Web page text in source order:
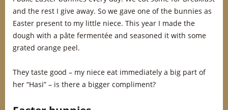
and the rest I give away. So we gave one of the bunnies as
Easter present to my little niece. This year I made the
dough with a pâte fermentée and seasoned it with some
grated orange peel.
They taste good – my niece eat immediately a big part of
her “Hasi” – is there a bigger compliment?